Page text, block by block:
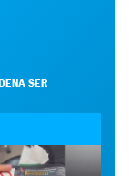
SER